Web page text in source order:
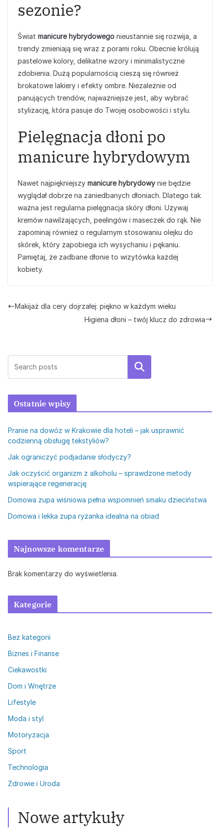
sezonie?
Świat manicure hybrydowego nieustannie się rozwija, a
trendy zmieniają się wraz z porami roku. Obecnie królują
pastelowe kolory, delikatne wzory i minimalistyczne
zdobienia. Dużą popularnością cieszą się również
brokatowe lakiery i efekty ombre. Niezależnie od
panujących trendów, najważniejsze jest, aby wybrać
stylizację, która pasuje do Twojej osobowości i stylu.
Pielęgnacja dłoni po
manicure hybrydowym
Nawet najpiękniejszy manicure hybrydowy nie będzie
wyglądał dobrze na zaniedbanych dłoniach. Dlatego tak
ważna jest regularna pielęgnacja skóry dłoni. Używaj
kremów nawilżających, peelingów i maseczek do rąk. Nie
zapominaj również o regularnym stosowaniu olejku do
skórek, który zapobiega ich wysychaniu i pękaniu.
Pamiętaj, że zadbane dłonie to wizytówka każdej
kobiety.
Makijaż dla cery dojrzałej: piękno w każdym wieku
Higiena dłoni – twój klucz do zdrowia
Szukaj
Ostatnie wpisy
Pranie na dowóz w Krakowie dla hoteli – jak usprawnić
codzienną obsługę tekstyliów?
Jak ograniczyć podjadanie słodyczy?
Jak oczyścić organizm z alkoholu – sprawdzone metody
wspierające regenerację
Domowa zupa wiśniowa pełna wspomnień smaku dzieciństwa
Domowa i lekka zupa ryżanka idealna na obiad
Najnowsze komentarze
Brak komentarzy do wyświetlenia.
Kategorie
Bez kategorii
Biznes i Finanse
Ciekawostki
Dom i Wnętrze
Lifestyle
Moda i styl
Motoryzacja
Sport
Technologia
Zdrowie i Uroda
Nowe artykuły